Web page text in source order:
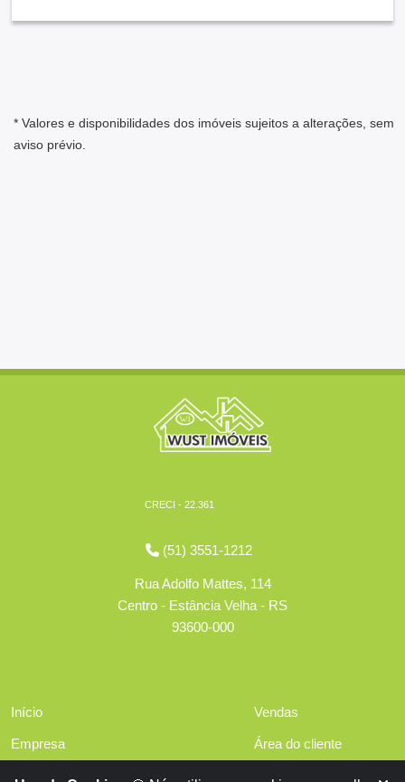
* Valores e disponibilidades dos imóveis sujeitos a alterações, sem
aviso prévio.
CRECI - 22.361
(51) 3551-1212
Rua Adolfo Mattes, 114
Centro - Estância Velha - RS
93600-000
Início
Empresa
Vendas
Área do cliente